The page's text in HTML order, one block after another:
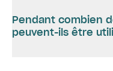
Pendant combien
peuvent-ils être